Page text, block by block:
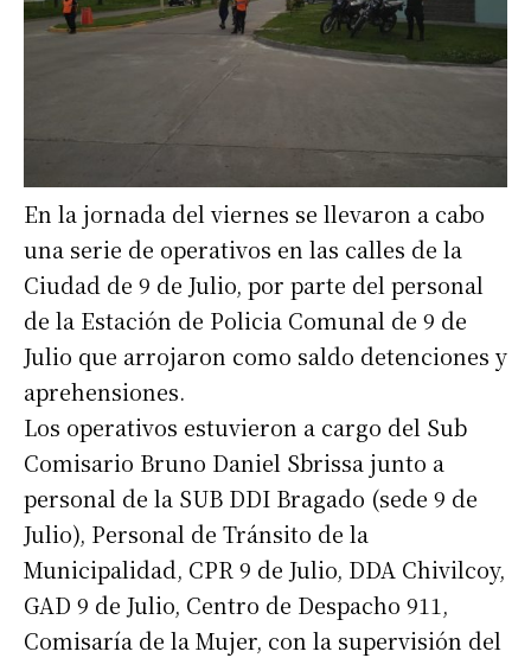
En la jornada del viernes se llevaron a cabo
una serie de operativos en las calles de la
Ciudad de 9 de Julio, por parte del personal
de la Estación de Policia Comunal de 9 de
Julio que arrojaron como saldo detenciones y
aprehensiones.
Los operativos estuvieron a cargo del Sub
Comisario Bruno Daniel Sbrissa junto a
personal de la SUB DDI Bragado (sede 9 de
Julio), Personal de Tránsito de la
Municipalidad, CPR 9 de Julio, DDA Chivilcoy,
GAD 9 de Julio, Centro de Despacho 911,
Comisaría de la Mujer, con la supervisión del